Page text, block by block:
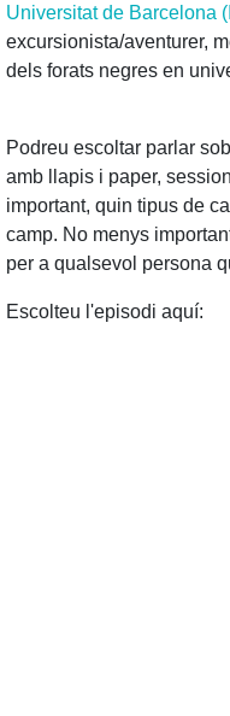
Universitat de Barcelona
excursionista/aventurer,
dels forats negres en
Podreu escoltar parlar
amb llapis i paper,
important, quin tipus de
camp. No menys
per a qualsevol persona
Escolteu l'episodi aquí: